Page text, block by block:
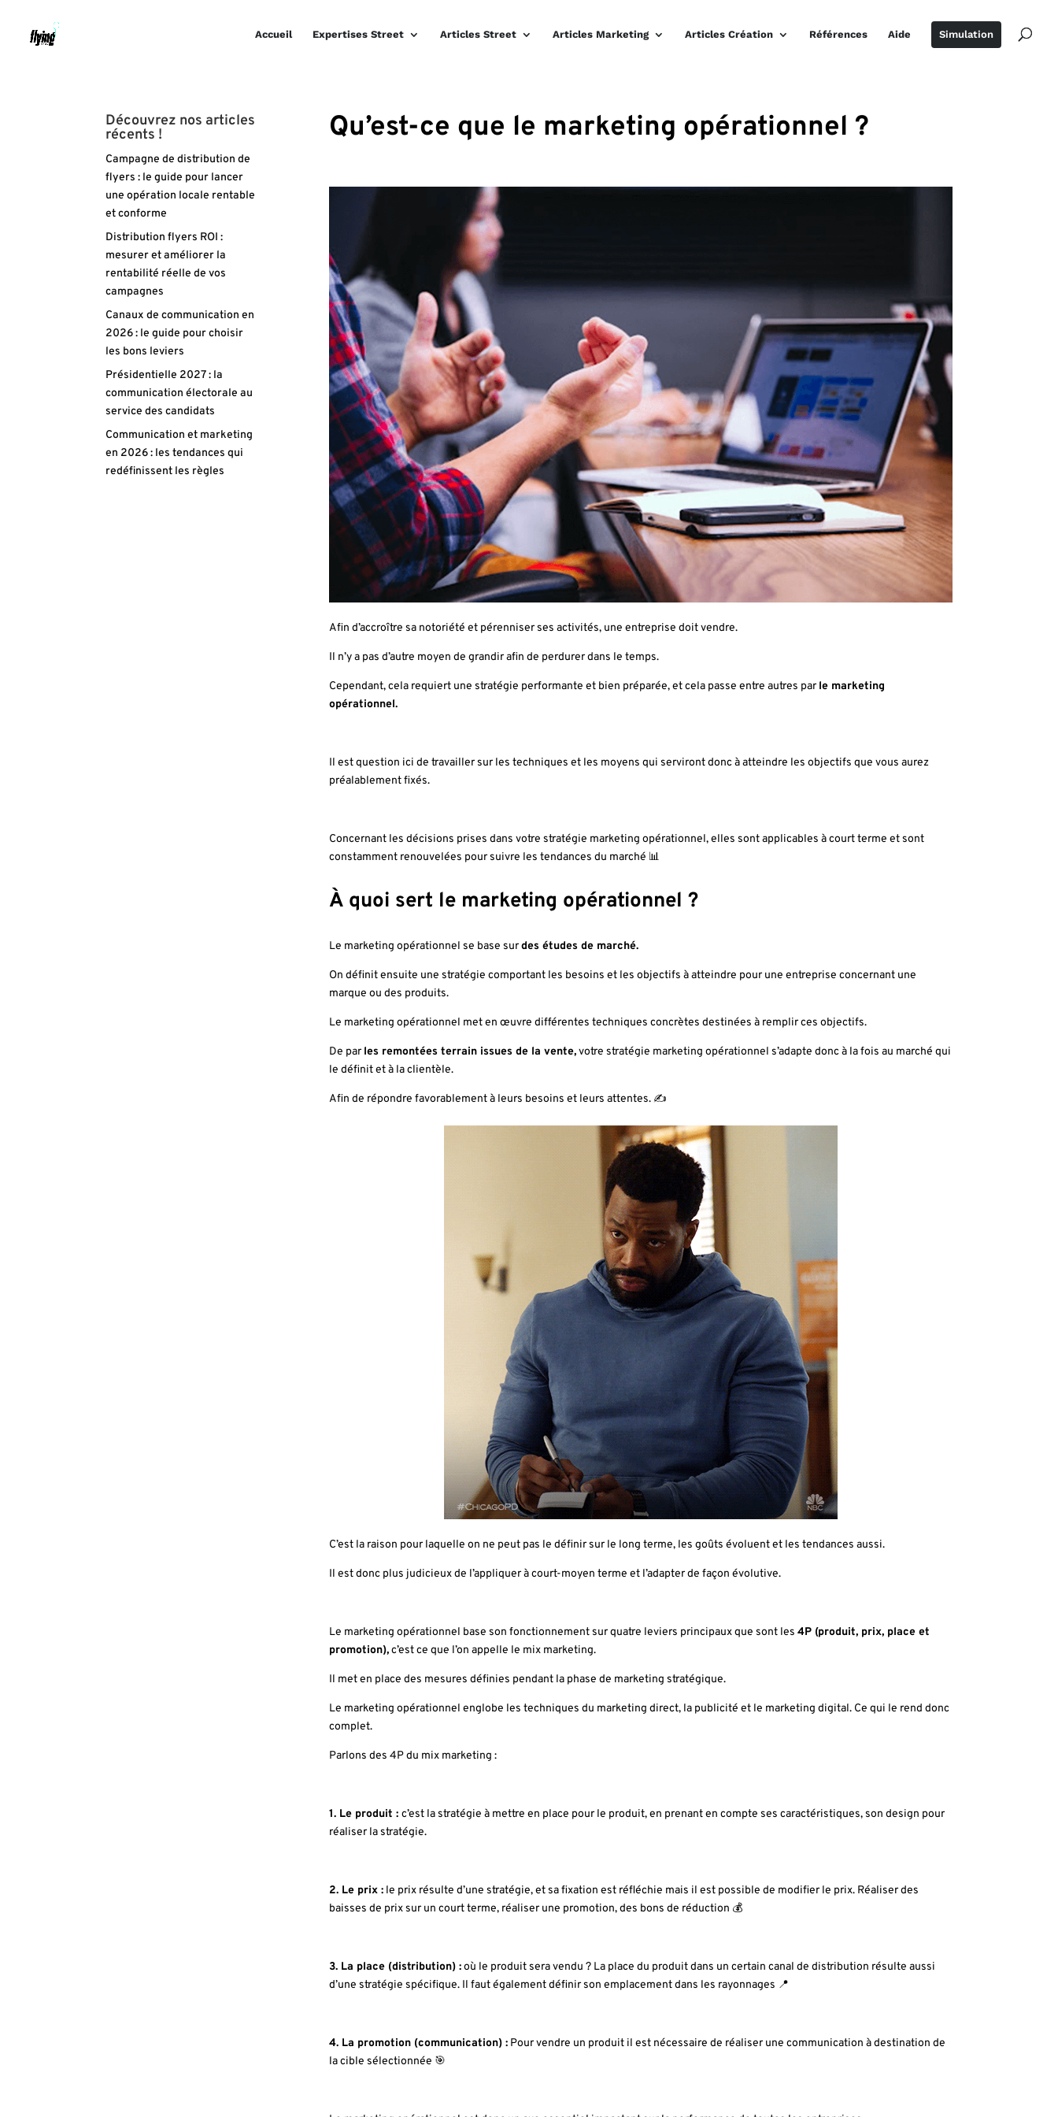
Accueil Expertises Street Articles Street Articles Marketing Articles Création Références Aide Simulation
Qu’est-ce que le marketing opérationnel ?
Afin d’accroître sa notoriété et pérenniser ses activités, une entreprise doit vendre.
Il n’y a pas d’autre moyen de grandir afin de perdurer dans le temps.
Cependant, cela requiert une stratégie performante et bien préparée, et cela passe entre autres parle marketing
opérationnel.
Il est question ici de travailler sur les techniques et les moyens qui serviront donc à atteindre les objectifs que vous aurez
préalablement fixés.
Concernant les décisions prises dans votre stratégie marketing opérationnel, elles sont applicables à court terme et sont
constamment renouvelées pour suivre les tendances du marché 📊
À quoi sert le marketing opérationnel ?
Le marketing opérationnel se base surdes études de marché.
On définit ensuite une stratégie comportant les besoins et les objectifs à atteindre pour une entreprise concernant une
marque ou des produits.
Le marketing opérationnel met en œuvre différentes techniques concrètes destinées à remplir ces objectifs.
De parles remontées terrain issues de la vente,votre stratégie marketing opérationnel s’adapte donc à la fois au marché qui
le définit et à la clientèle.
Afin de répondre favorablement à leurs besoins et leurs attentes. ✍️
C’est la raison pour laquelle on ne peut pas le définir sur le long terme, les goûts évoluent et les tendances aussi.
Il est donc plus judicieux de l’appliquer à court-moyen terme et l’adapter de façon évolutive.
Le marketing opérationnel base son fonctionnement sur quatre leviers principaux que sont les 4P (produit, prix, place et
promotion),c’est ce que l’on appelle le mix marketing.
Il met en place des mesures définies pendant la phase de marketing stratégique.
Le marketing opérationnel englobe les techniques du marketing direct, la publicité et le marketing digital. Ce qui le rend donc
complet.
Parlons des 4P du mix marketing :
1. Le produit : c’est la stratégie à mettre en place pour le produit, en prenant en compte ses caractéristiques, son design pour
réaliser la stratégie.
2. Le prix :le prix résulte d’une stratégie, et sa fixation est réfléchie mais il est possible de modifier le prix. Réaliser des
baisses de prix sur un court terme, réaliser une promotion, des bons de réduction 💰
3. La place (distribution) :où le produit sera vendu ? La place du produit dans un certain canal de distribution résulte aussi
d’une stratégie spécifique. Il faut également définir son emplacement dans les rayonnages 📍
4. La promotion (communication) :Pour vendre un produit il est nécessaire de réaliser une communication à destination de
la cible sélectionnée 🎯
Découvrez nos articles
récents !
Campagne de distribution de
flyers : le guide pour lancer
une opération locale rentable
et conforme
Distribution flyers ROI :
mesurer et améliorer la
rentabilité réelle de vos
campagnes
Canaux de communication en
2026 : le guide pour choisir
les bons leviers
Présidentielle 2027 : la
communication électorale au
service des candidats
Communication et marketing
en 2026 : les tendances qui
redéfinissent les règles